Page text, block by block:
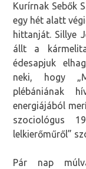
Kurírnak Sebők
egy hét alatt
hittanját. Sillye
állt a
édesapjuk
neki, hogy
plébániának
energiájából
szociológus
lelkierőműről”
Pár nap